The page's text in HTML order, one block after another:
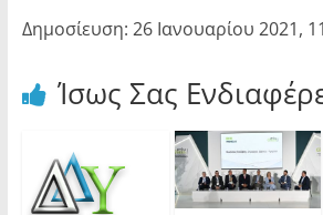
Δημοσίευση: 26 Ιανουαρίου 2021,
Ίσως Σας